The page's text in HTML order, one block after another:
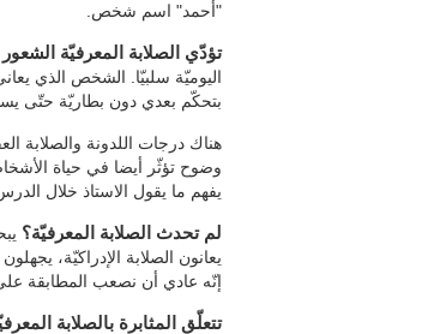
"أحمد" اسم شخص.
تؤدّي الصلابة المعرفيّة
اليوميّة سلبيّا. الشخص الذي
بتحكّم بعدي دون بطاريّة حتّى
هناك درجات اللدونة والصلابة
وضوح تؤثّر أيضا في حياة
يفهم ما يقول الاستاذ خلال
لم تحدث الصلابة المعرفيّة؟
يعانون الصلابة الإدراكيّة،
إنّه عادي أن نصعب المطابقة
تتعلّق المثابرة بالصلابة